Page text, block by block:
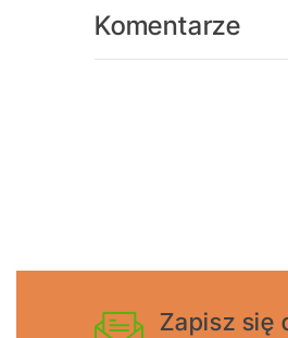
Komentarze
Zapisz się